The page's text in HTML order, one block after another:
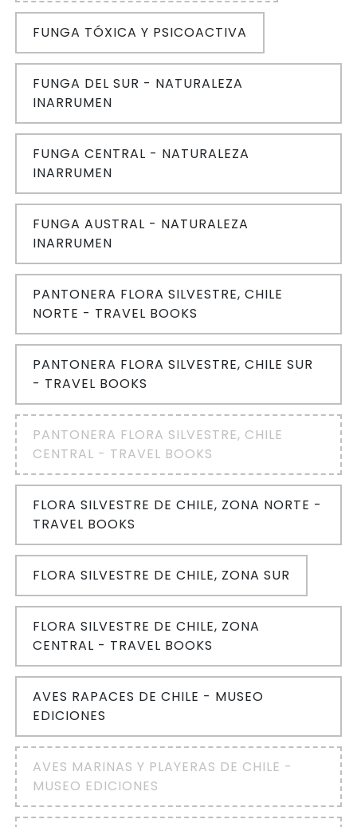
FUNGA TÓXICA Y PSICOACTIVA
FUNGA DEL SUR - NATURALEZA
INARRUMEN
FUNGA CENTRAL - NATURALEZA
INARRUMEN
FUNGA AUSTRAL - NATURALEZA
INARRUMEN
PANTONERA FLORA SILVESTRE, CHILE
NORTE - TRAVEL BOOKS
PANTONERA FLORA SILVESTRE, CHILE SUR
- TRAVEL BOOKS
PANTONERA FLORA SILVESTRE, CHILE
CENTRAL - TRAVEL BOOKS
FLORA SILVESTRE DE CHILE, ZONA NORTE -
TRAVEL BOOKS
FLORA SILVESTRE DE CHILE, ZONA SUR
FLORA SILVESTRE DE CHILE, ZONA
CENTRAL - TRAVEL BOOKS
AVES RAPACES DE CHILE - MUSEO
EDICIONES
AVES MARINAS Y PLAYERAS DE CHILE -
MUSEO EDICIONES